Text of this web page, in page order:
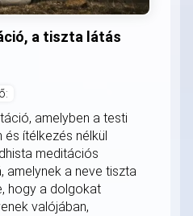
a tiszta látás
amelyben a testi
ítélkezés nélkül
meditációs
amelynek a neve tiszta
hogy a dolgokat
valójában,